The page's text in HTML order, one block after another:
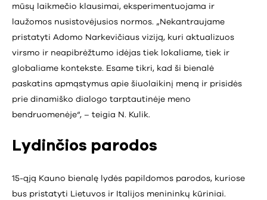
mūsų laikmečio klausimai, eksperimentuojama ir
laužomos nusistovėjusios normos. „Nekantraujame
pristatyti Adomo Narkevičiaus viziją, kuri aktualizuos
virsmo ir neapibrėžtumo idėjas tiek lokaliame, tiek ir
globaliame kontekste. Esame tikri, kad ši bienalė
paskatins apmąstymus apie šiuolaikinį meną ir prisidės
prie dinamiško dialogo tarptautinėje meno
bendruomenėje“, – teigia N. Kulik.
Lydinčios parodos
15-ąją Kauno bienalę lydės papildomos parodos, kuriose
bus pristatyti Lietuvos ir Italijos menininkų kūriniai.